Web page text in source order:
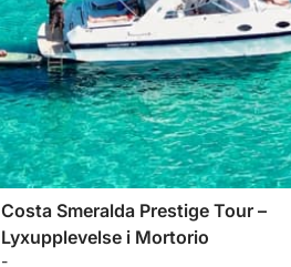
Costa Smeralda Prestige Tour –
Lyxupplevelse i Mortorio
-